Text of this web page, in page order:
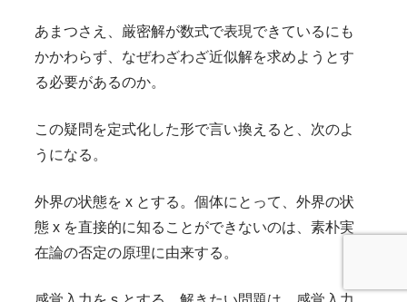
あまつさえ、厳密解が数式で表現できているにも
かかわらず、なぜわざわざ近似解を求めようとす
る必要があるのか。
この疑問を定式化した形で言い換えると、次のよ
うになる。
外界の状態を x とする。個体にとって、外界の状
態 x を直接的に知ることができないのは、素朴実
在論の否定の原理に由来する。